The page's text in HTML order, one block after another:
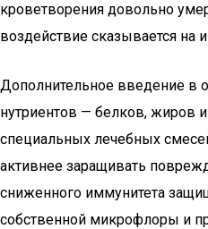
кроветворения довольно
воздействие сказывается на
Дополнительное введение в
нутриентов — белков, жиров
специальных лечебных
активнее заращивать
сниженного иммунитета
собственной микрофлоры и